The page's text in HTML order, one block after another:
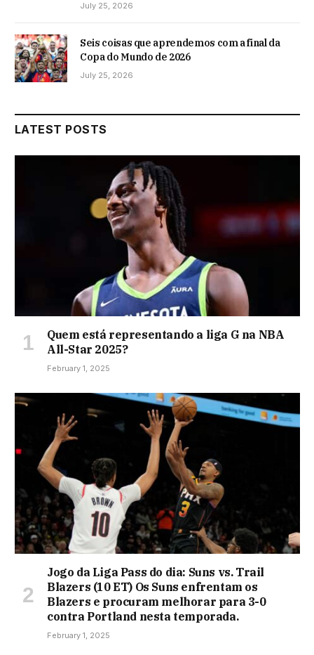
July 25, 2026
Seis coisas que aprendemos com a final da
Copa do Mundo de 2026
July 25, 2026
LATEST POSTS
Quem está representando a liga G na NBA
All-Star 2025?
February 1, 2025
Jogo da Liga Pass do dia: Suns vs. Trail
Blazers (10 ET) Os Suns enfrentam os
Blazers e procuram melhorar para 3-0
contra Portland nesta temporada.
February 1, 2025